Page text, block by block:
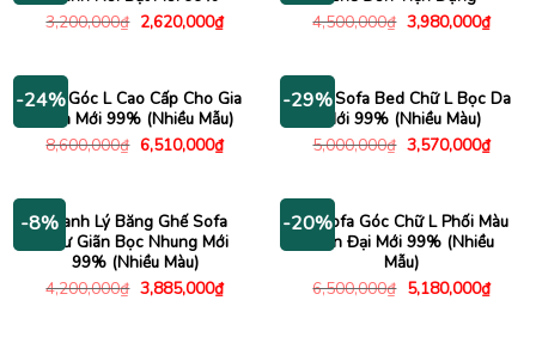
3,200,000₫ Giá
gốc
2,620,000₫Giá
hiện
2,620,000₫.
4,500,000₫ Giá
gốc
3,980,000₫Giá
hiện
-24%
Sofa Góc L Cao Cấp Cho Gia
Đình Mới 99% (Nhiều Mẫu)
8,600,000₫ Giá
gốc
6,510,000₫Giá
hiện
6,510,000₫.
-29%
Băng Sofa Bed Chữ L Bọc Da
Mới 99% (Nhiều Màu)
5,000,000₫ Giá
gốc
3,570,000₫Giá
hiện
-8%Thanh Lý Băng Ghế Sofa
Thư Giãn Bọc Nhung Mới
99% (Nhiều Màu)
4,200,000₫ Giá
gốc
3,885,000₫Giá
hiện
-20%
Bộ Sofa Góc Chữ L Phối Màu
Hiện Đại Mới 99% (Nhiều
Mẫu)
6,500,000₫ Giá
gốc
5,180,000₫Giá
hiện